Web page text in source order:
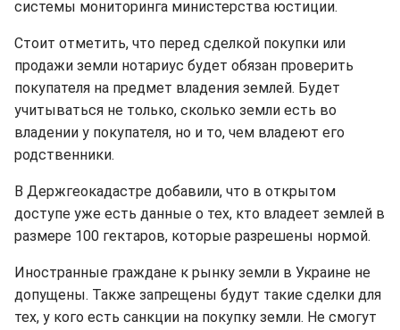
системы мониторинга министерства юстиции.
Стоит отметить, что перед сделкой покупки или
продажи земли нотариус будет обязан проверить
покупателя на предмет владения землей. Будет
учитываться не только, сколько земли есть во
владении у покупателя, но и то, чем владеют его
родственники.
В Держгеокадастре добавили, что в открытом
доступе уже есть данные о тех, кто владеет землей в
размере 100 гектаров, которые разрешены нормой.
Иностранные граждане к рынку земли в Украине не
допущены. Также запрещены будут такие сделки для
тех, у кого есть санкции на покупку земли. Не смогут